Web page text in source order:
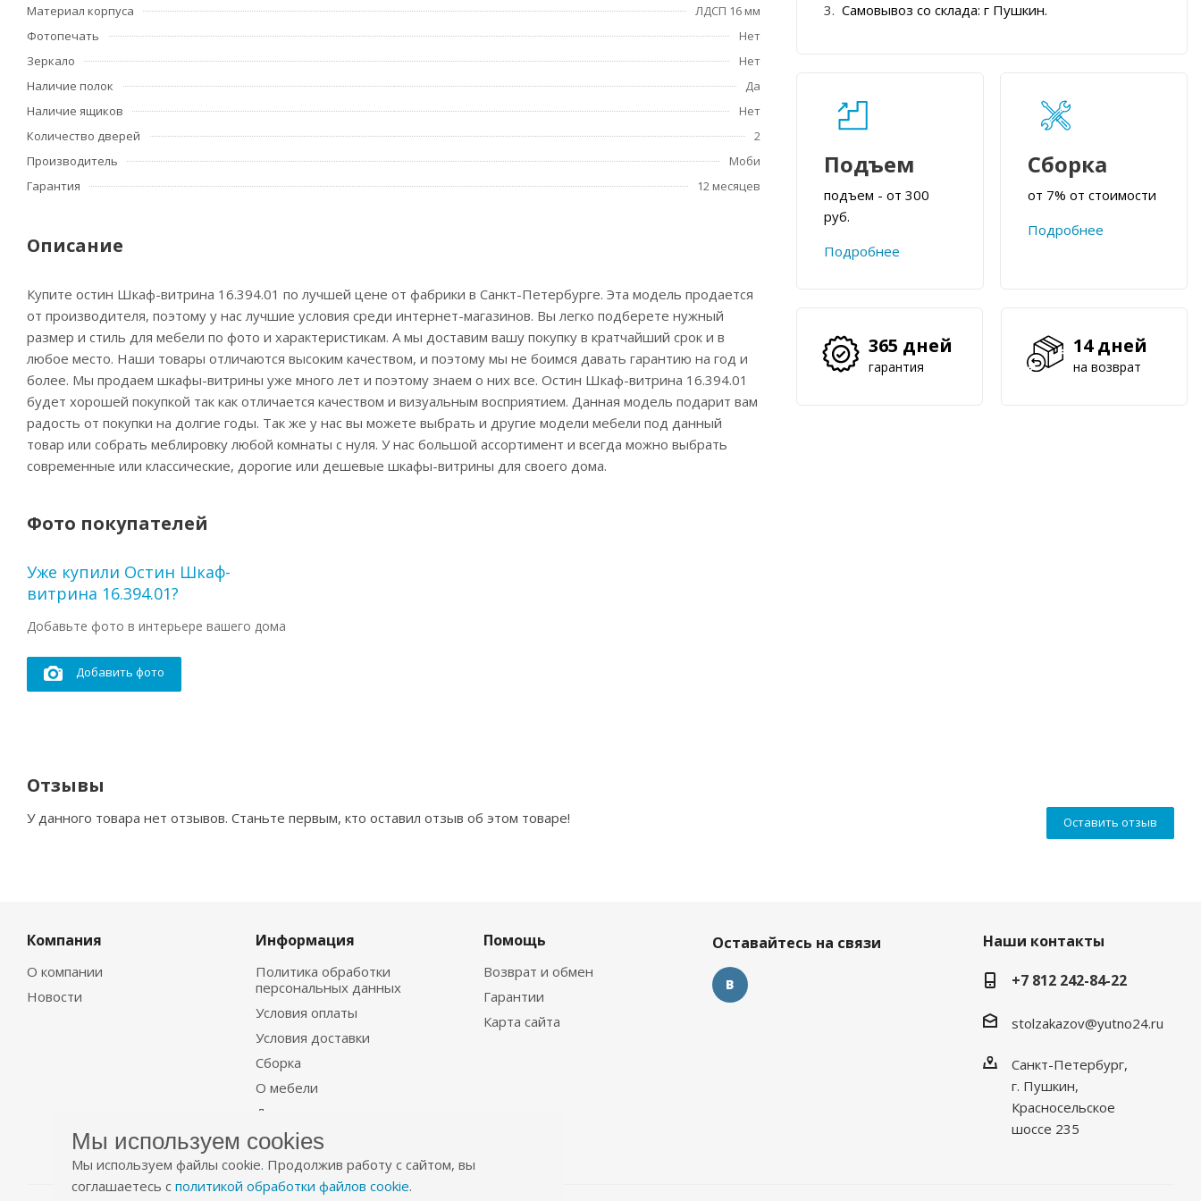
Материал корпуса
ЛДСП 16 мм
Фотопечать
Нет
Зеркало
Нет
Наличие полок
Да
Наличие ящиков
Нет
Количество дверей
2
Производитель
Моби
Гарантия
12 месяцев
Описание
Купите остин Шкаф-витрина 16.394.01 по лучшей цене от фабрики в Санкт-Петербурге. Эта модель продается
от производителя, поэтому у нас лучшие условия среди интернет-магазинов. Вы легко подберете нужный
размер и стиль для мебели по фото и характеристикам. А мы доставим вашу покупку в кратчайший срок и в
любое место. Наши товары отличаются высоким качеством, и поэтому мы не боимся давать гарантию на год и
более. Мы продаем шкафы-витрины уже много лет и поэтому знаем о них все. Остин Шкаф-витрина 16.394.01
будет хорошей покупкой так как отличается качеством и визуальным восприятием. Данная модель подарит вам
радость от покупки на долгие годы. Так же у нас вы можете выбрать и другие модели мебели под данный
товар или собрать меблировку любой комнаты с нуля. У нас большой ассортимент и всегда можно выбрать
современные или классические, дорогие или дешевые шкафы-витрины для своего дома.
Фото покупателей
Уже купили Остин Шкаф-
витрина 16.394.01?
Добавьте фото в интерьере вашего дома
Добавить фото
Самовывоз со склада: г Пушкин.
Подъем
подъем - от 300
руб.
Подробнее
Сборка
от 7% от стоимости
Подробнее
365 дней
гарантия
14 дней
на возврат
Отзывы
Оставить отзыв
У данного товара нет отзывов. Станьте первым, кто оставил отзыв об этом товаре!
Компания
О компании
Новости
Информация
Политика обработки
персональных данных
Условия оплаты
Условия доставки
Сборка
О мебели
Договор
Помощь
Возврат и обмен
Гарантии
Карта сайта
Оставайтесь на связи
Наши контакты
+7 812 242-84-22
stolzakazov@yutno24.ru
Санкт-Петербург,
г. Пушкин,
Красносельское
шоссе 235
Мы используем cookies
Мы используем файлы cookie. Продолжив работу с сайтом, вы
соглашаетесь с политикой обработки файлов cookie.